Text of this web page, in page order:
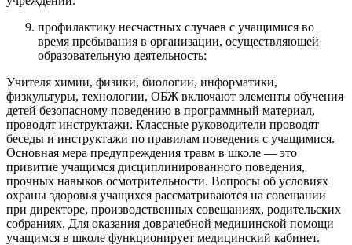
профилактику несчастных случаев с учащимися во
время пребывания в организации, осуществляющей
образовательную деятельность:
Учителя химии, физики, биологии, информатики,
физкультуры, технологии, ОБЖ включают элементы обучения
детей безопасному поведению в программный материал,
проводят инструктажи. Классные руководители проводят
беседы и инструктажи по правилам поведения с учащимися.
Основная мера предупреждения травм в школе — это
привитие учащимся дисциплинированного поведения,
прочных навыков осмотрительности. Вопросы об условиях
охраны здоровья учащихся рассматриваются на совещании
при директоре, производственных совещаниях, родительских
собраниях. Для оказания доврачебной медицинской помощи
учащимся в школе функционирует медицинский кабинет.